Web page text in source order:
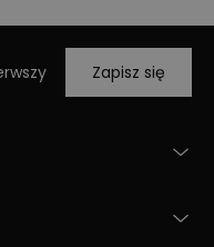
Zapisz się